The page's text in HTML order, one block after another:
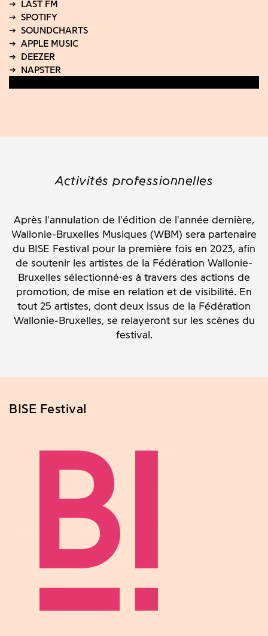
Activités professionnelles
Après l'annulation de l'édition de l'année dernière,
Wallonie-Bruxelles Musiques (WBM) sera partenaire
du BISE Festival pour la première fois en 2023, afin
de soutenir les artistes de la Fédération Wallonie-
Bruxelles sélectionné·es à travers des actions de
promotion, de mise en relation et de visibilité. En
tout 25 artistes, dont deux issus de la Fédération
Wallonie-Bruxelles, se relayeront sur les scènes du
festival.
BISE Festival